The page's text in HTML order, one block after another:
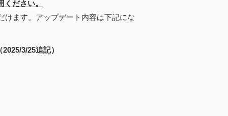
ださい。
けます。アップデート内容は下記にな
3/25追記）